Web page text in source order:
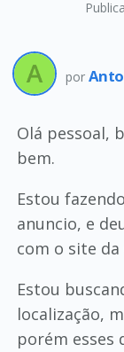
por
Olá pessoal,
bem.
Estou
anuncio, e
com o site da
Estou
localização,
porém esses